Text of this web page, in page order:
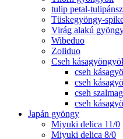
tulip petal-
Tüskegyöngy-
Virág alakú
Wibeduo
Zoliduo
Cseh
cseh
cseh
cseh
cseh
Japán gyöngy
Miyuki delica 11/0
Miyuki delica 8/0